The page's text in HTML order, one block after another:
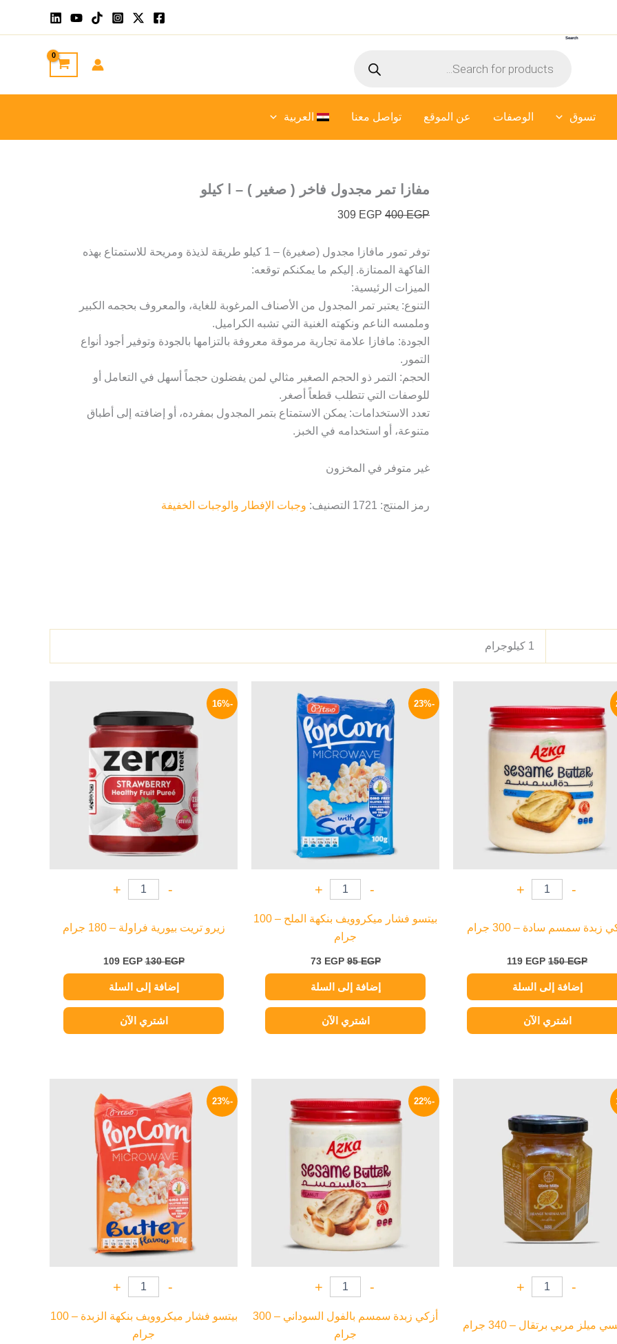
Search
search
تسوق الوصفات عن الموقع تواصل معنا العربية
مفازا تمر مجدول فاخر ( صغير ) – ا كيلو
400EGP
400 EGP.
309 EGP
توفر تمور مافازا مجدول (صغيرة) – 1 كيلو طريقة لذيذة ومريحة للاستمتاع بهذه
الفاكهة الممتازة. إليكم ما يمكنكم توقعه:
الميزات الرئيسية:
التنوع: يعتبر تمر المجدول من الأصناف المرغوبة للغاية، والمعروف بحجمه الكبير
وملمسه الناعم ونكهته الغنية التي تشبه الكراميل.
الجودة: مافازا علامة تجارية مرموقة معروفة بالتزامها بالجودة وتوفير أجود أنواع
التمور.
الحجم: التمر ذو الحجم الصغير مثالي لمن يفضلون حجماً أسهل في التعامل أو
للوصفات التي تتطلب قطعاً أصغر.
تعدد الاستخدامات: يمكن الاستمتاع بتمر المجدول بمفرده، أو إضافته إلى أطباق
متنوعة، أو استخدامه في الخبز.
غير متوفر في المخزون
رمز المنتج: 1721 التصنيف: وجبات الإفطار والوجبات الخفيفة
1 كيلوجرام
-
+
زبدة سمسم سادة – 300 جرام
150EGP
هو:
150 EGP.
119 EGP
هو:
119 EGP.
إضافة إلى السلة
اشتري الآن
-23%
-
+
بيتسو فشار ميكروويف بنكهة الملح – 100
جرام
95EGP
الأصلي
هو:
95 EGP.
73 EGP
الحالي
هو:
73 EGP.
إضافة إلى السلة
اشتري الآن
-16%
-
+
زيرو تريت بيورية فراولة – 180 جرام
130EGP
هو:
130 EGP.
109 EGP
هو:
109 EGP.
إضافة إلى السلة
اشتري الآن
-
+
ميلز مربي برتقال – 340 جرام
60 EGP.
49 EGP.
-22%
-
+
أزكي زبدة سمسم بالفول السوداني – 300
جرام
الأصلي
هو:
190 EGP.
الحالي
هو:
149 EGP.
-23%
-
+
بيتسو فشار ميكروويف بنكهة الزبدة – 100
جرام
الأصلي
هو:
95 EGP.
الحالي
هو:
73 EGP.